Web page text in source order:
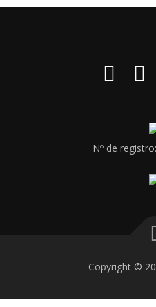
Nº de
Copyright ©